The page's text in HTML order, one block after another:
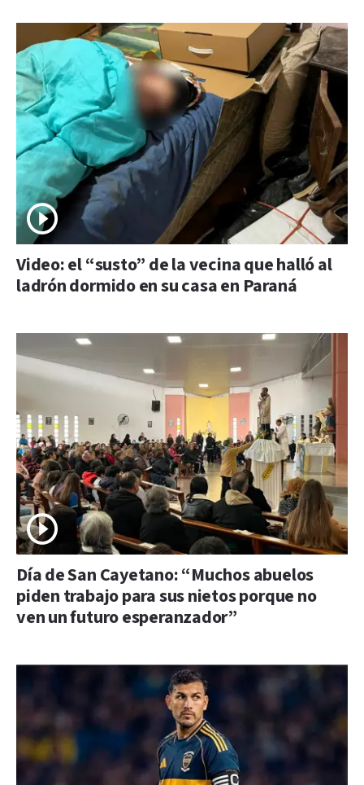
Video: el “susto” de la vecina que halló al
ladrón dormido en su casa en Paraná
Día de San Cayetano: “Muchos abuelos
piden trabajo para sus nietos porque no
ven un futuro esperanzador”